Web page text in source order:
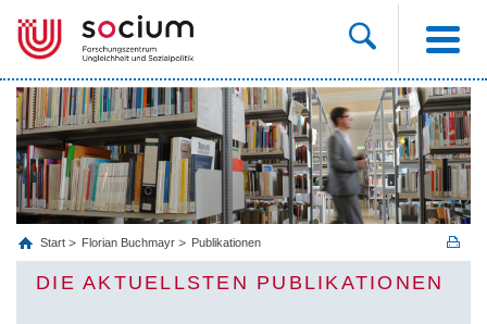
Start Florian Buchmayr Publikationen
DIE AKTUELLSTEN PUBLIKATIONEN